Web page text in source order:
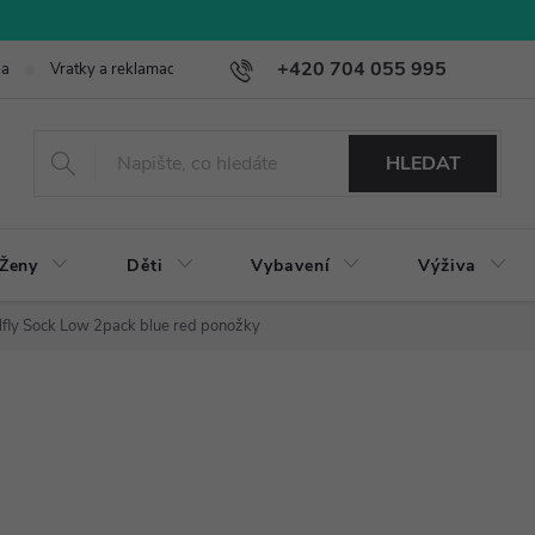
+420 704 055 995
Vratky a reklamace
HLEDAT
Ženy Děti Vybavení Výživa
Sock Low 2pack blue red ponožky